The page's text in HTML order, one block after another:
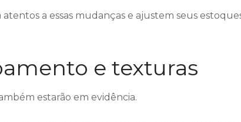
a essas mudanças e ajustem seus
e texturas
estarão em evidência.